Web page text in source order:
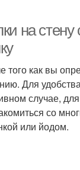
на
того как вы
Для
случае,
со
или йодом.